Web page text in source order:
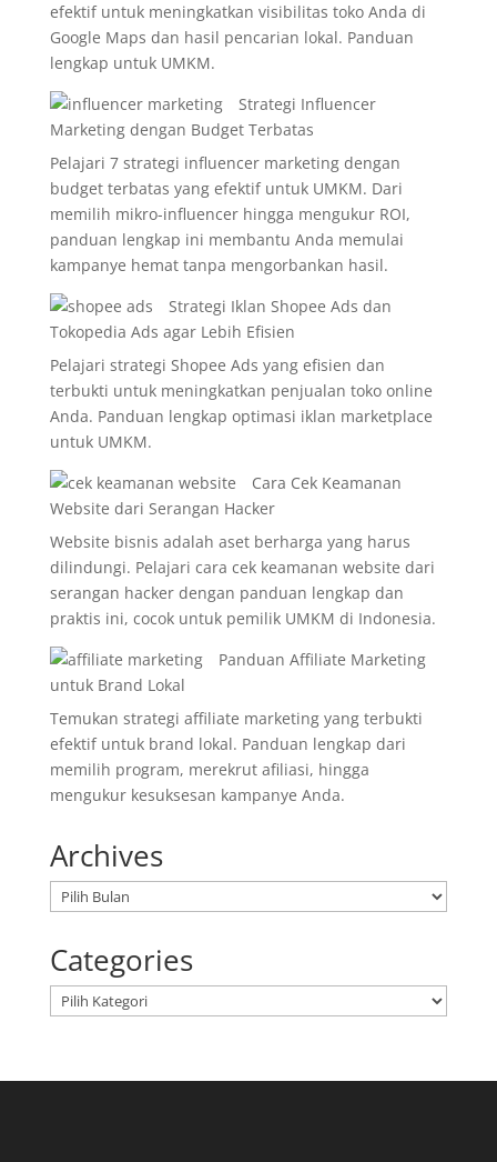
efektif untuk meningkatkan visibilitas toko Anda di
Google Maps dan hasil pencarian lokal. Panduan
lengkap untuk UMKM.
Strategi Influencer
Marketing dengan Budget Terbatas
Pelajari 7 strategi influencer marketing dengan
budget terbatas yang efektif untuk UMKM. Dari
memilih mikro-influencer hingga mengukur ROI,
panduan lengkap ini membantu Anda memulai
kampanye hemat tanpa mengorbankan hasil.
Strategi Iklan Shopee Ads dan
Tokopedia Ads agar Lebih Efisien
Pelajari strategi Shopee Ads yang efisien dan
terbukti untuk meningkatkan penjualan toko online
Anda. Panduan lengkap optimasi iklan marketplace
untuk UMKM.
Cara Cek Keamanan
Website dari Serangan Hacker
Website bisnis adalah aset berharga yang harus
dilindungi. Pelajari cara cek keamanan website dari
serangan hacker dengan panduan lengkap dan
praktis ini, cocok untuk pemilik UMKM di Indonesia.
Panduan Affiliate Marketing
untuk Brand Lokal
Temukan strategi affiliate marketing yang terbukti
efektif untuk brand lokal. Panduan lengkap dari
memilih program, merekrut afiliasi, hingga
mengukur kesuksesan kampanye Anda.
Archives
Arsip
Categories
Kategori